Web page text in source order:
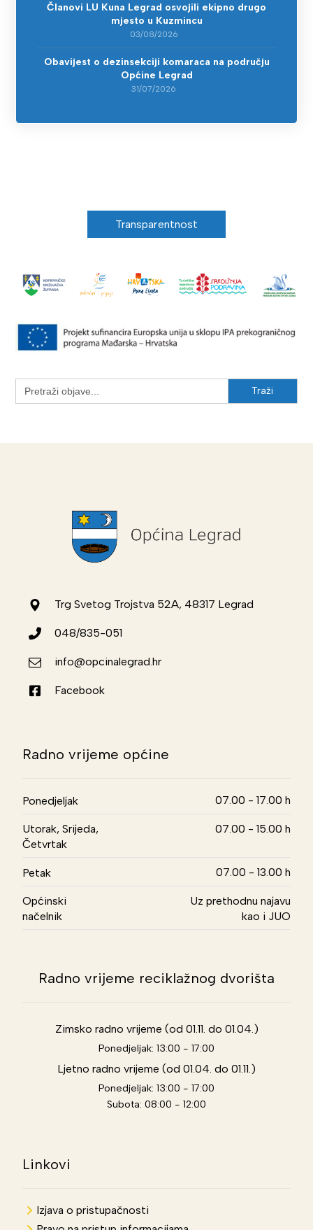
Članovi LU Kuna Legrad osvojili ekipno drugo
mjesto u Kuzmincu
03/08/2026
Obavijest o dezinsekciji komaraca na području
Općine Legrad
31/07/2026
Transparentnost
Search
for:
Trg Svetog Trojstva 52A, 48317 Legrad
048/835-051
info@opcinalegrad.hr
Facebook
Radno vrijeme općine
Ponedjeljak 07.00 - 17.00 h
Utorak, Srijeda,
Četvrtak
07.00 - 15.00 h
Petak 07.00 - 13.00 h
Općinski
načelnik
Uz prethodnu najavu
kao i JUO
Radno vrijeme reciklažnog dvorišta
Zimsko radno vrijeme (od 01.11. do 01.04.)
Ponedjeljak: 13:00 - 17:00
Ljetno radno vrijeme (od 01.04. do 01.11.)
Ponedjeljak: 13:00 - 17:00
Subota: 08:00 - 12:00
Linkovi
Izjava o pristupačnosti